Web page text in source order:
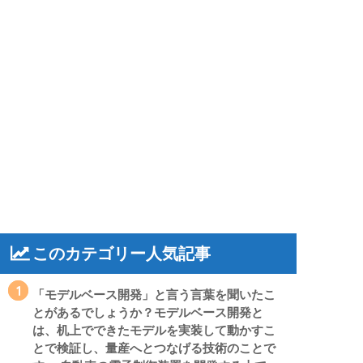
このカテゴリー人気記事
1
「モデルベース開発」と言う言葉を聞いたこ
とがあるでしょうか？モデルベース開発と
は、机上でできたモデルを実装して動かすこ
とで検証し、量産へとつなげる技術のことで